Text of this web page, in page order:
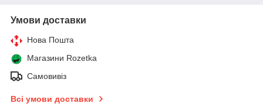
Умови доставки
Нова Пошта
Магазини Rozetka
Самовивіз
Всі умови доставки